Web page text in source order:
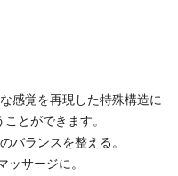
感覚を再現した特殊構造に
とができます。
バランスを整える。
サージに。